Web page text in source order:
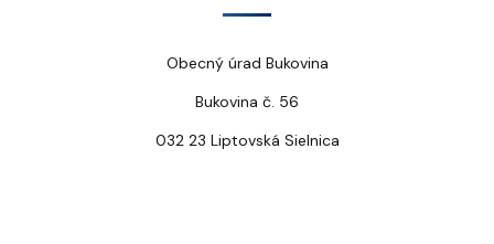
Obecný úrad Bukovina
Bukovina č. 56
032 23 Liptovská Sielnica